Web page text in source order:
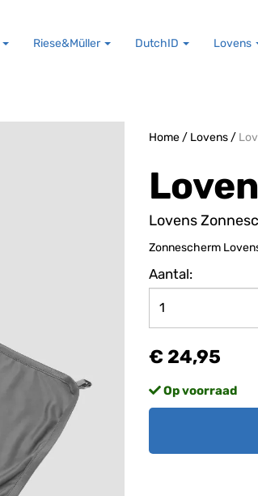
Riese&Müller DutchID Lovens
Home/ Lovens/
Lovens
Zonnescherm
Aantal:
€ 24,95
Op voorraad